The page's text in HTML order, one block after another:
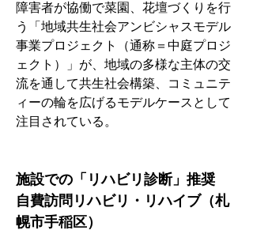
障害者が協働で菜園、花壇づくりを行
う「地域共生社会アンビシャスモデル
事業プロジェクト（通称＝中庭プロジ
ェクト）」が、地域の多様な主体の交
流を通して共生社会構築、コミュニテ
ィーの輪を広げるモデルケースとして
注目されている。
施設での「リハビリ診断」推奨
自費訪問リハビリ・リハイブ（札
幌市手稲区）